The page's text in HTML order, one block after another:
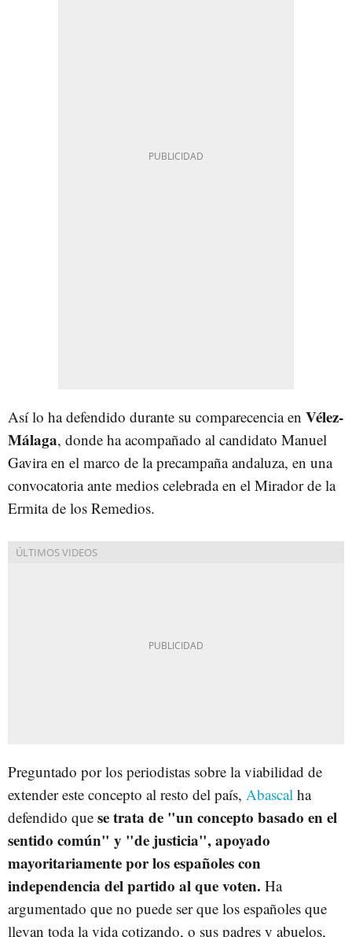
Así lo ha defendido durante su comparecencia en Vélez-
Málaga, donde ha acompañado al candidato Manuel
Gavira en el marco de la precampaña andaluza, en una
convocatoria ante medios celebrada en el Mirador de la
Ermita de los Remedios.
Preguntado por los periodistas sobre la viabilidad de
extender este concepto al resto del país, Abascal ha
defendido que se trata de "un concepto basado en el
sentido común" y "de justicia", apoyado
mayoritariamente por los españoles con
independencia del partido al que voten. Ha
argumentado que no puede ser que los españoles que
llevan toda la vida cotizando, o sus padres y abuelos,